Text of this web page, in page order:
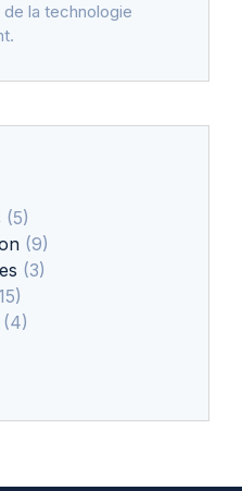
la technologie
(5)
(9)
(3)
(4)